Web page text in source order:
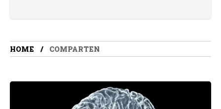
HOME COMPARTEN